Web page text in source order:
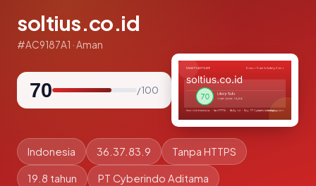
soltius.co.id
#AC9187A1 · Aman
70 / 100
Indonesia 36.37.83.9 Tanpa HTTPS
19.8 tahun PT Cyberindo Aditama